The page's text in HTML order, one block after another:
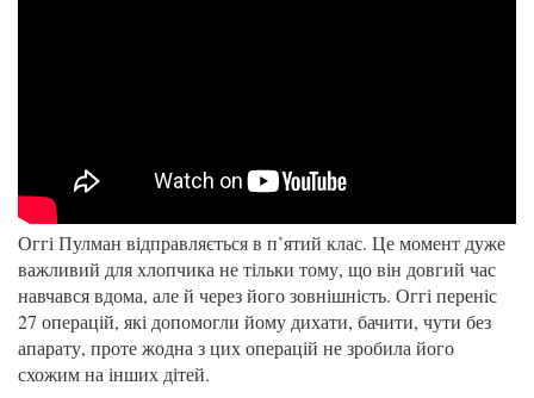
Оггі Пулман відправляється в п’ятий клас. Це момент дуже
важливий для хлопчика не тільки тому, що він довгий час
навчався вдома, але й через його зовнішність. Оггі переніс
27 операцій, які допомогли йому дихати, бачити, чути без
апарату, проте жодна з цих операцій не зробила його
схожим на інших дітей.